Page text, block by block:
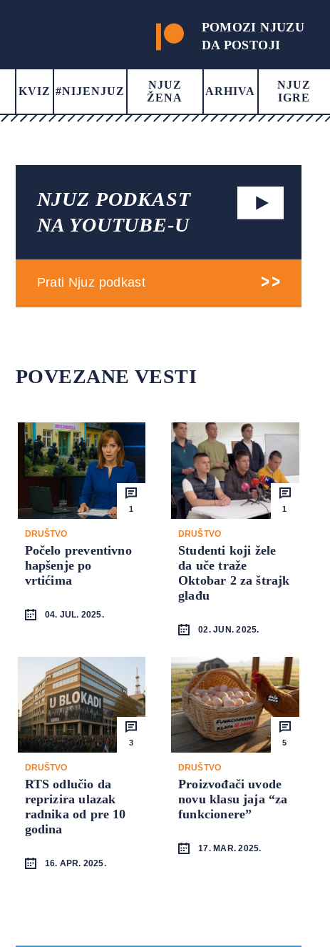
POMOZI NJUZU
DA POSTOJI
KVIZ #NIJENJUZ
NJUZ
ŽENA
ARHIVA
NJUZ
IGRE
NJUZ PODKAST
NA YOUTUBE-U
Prati Njuz podkast
POVEZANE VESTI
1
DRUŠTVO
Počelo preventivno
hapšenje po
vrtićima
04. JUL. 2025.
1
DRUŠTVO
Studenti koji žele
da uče traže
Oktobar 2 za štrajk
glađu
02. JUN. 2025.
3
DRUŠTVO
RTS odlučio da
reprizira ulazak
radnika od pre 10
godina
16. APR. 2025.
5
DRUŠTVO
Proizvođači uvode
novu klasu jaja “za
funkcionere”
17. MAR. 2025.